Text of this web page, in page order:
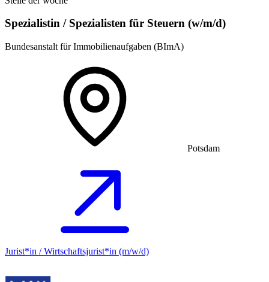
Spezialistin / Spezialisten für Steuern (w/m/d)
Bundesanstalt für Immobilienaufgaben (BImA)
Potsdam
Jurist*in / Wirtschafts­jurist*in (m/w/d)